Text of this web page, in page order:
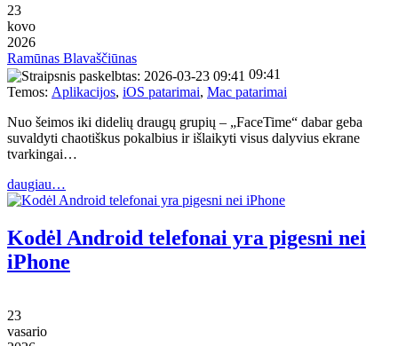
23
kovo
2026
Ramūnas Blavaščiūnas
09:41
Temos: Aplikacijos, iOS patarimai, Mac patarimai
Nuo šeimos iki didelių draugų grupių – „FaceTime“ dabar geba
suvaldyti chaotiškus pokalbius ir išlaikyti visus dalyvius ekrane
tvarkingai…
daugiau…
Kodėl Android telefonai yra pigesni nei
iPhone
23
vasario